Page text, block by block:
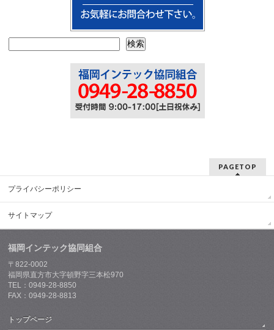
検索
PAGETOP
プライバシーポリシー
サイトマップ
福岡インテック協同組合
〒822-0002
福岡県直方市大字頓野字三本松970
TEL：0949-28-8850
FAX：0949-28-8813
トップページ